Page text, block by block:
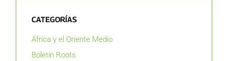
CATEGORÍAS
África y el Oriente Medio
Boletín Roots